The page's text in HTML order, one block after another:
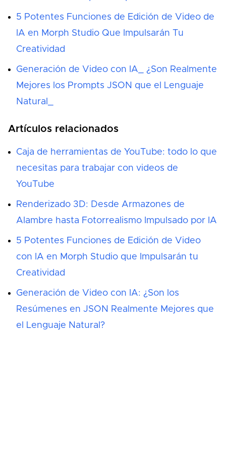
5 Potentes Funciones de Edición de Video de
IA en Morph Studio Que Impulsarán Tu
Creatividad
Generación de Video con IA_ ¿Son Realmente
Mejores los Prompts JSON que el Lenguaje
Natural_
Artículos relacionados
Caja de herramientas de YouTube: todo lo que
necesitas para trabajar con videos de
YouTube
Renderizado 3D: Desde Armazones de
Alambre hasta Fotorrealismo Impulsado por IA
5 Potentes Funciones de Edición de Video
con IA en Morph Studio que Impulsarán tu
Creatividad
Generación de Video con IA: ¿Son los
Resúmenes en JSON Realmente Mejores que
el Lenguaje Natural?